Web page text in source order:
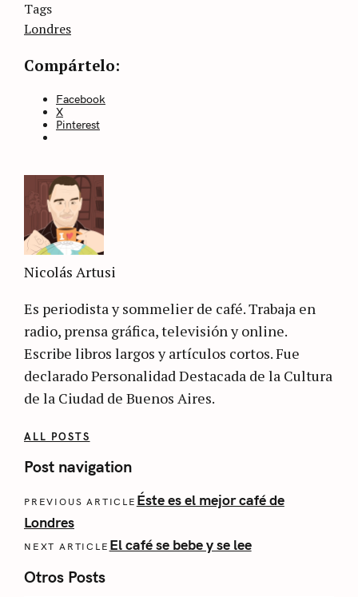
Categories
categoría
Tags
Londres
Compártelo:
Facebook
X
Pinterest
Nicolás Artusi
Es periodista y sommelier de café. Trabaja en
radio, prensa gráfica, televisión y online.
Escribe libros largos y artículos cortos. Fue
declarado Personalidad Destacada de la Cultura
de la Ciudad de Buenos Aires.
ALL POSTS
Post navigation
PREVIOUS ARTICLE Éste es el mejor café de
Londres
NEXT ARTICLE El café se bebe y se lee
Otros Posts